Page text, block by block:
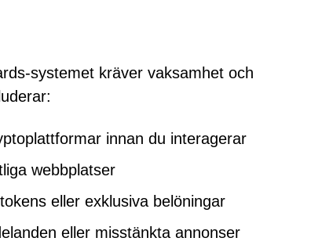
systemet kräver vaksamhet och
innan du interagerar
webbplatser
eller exklusiva belöningar
eller misstänkta annonser